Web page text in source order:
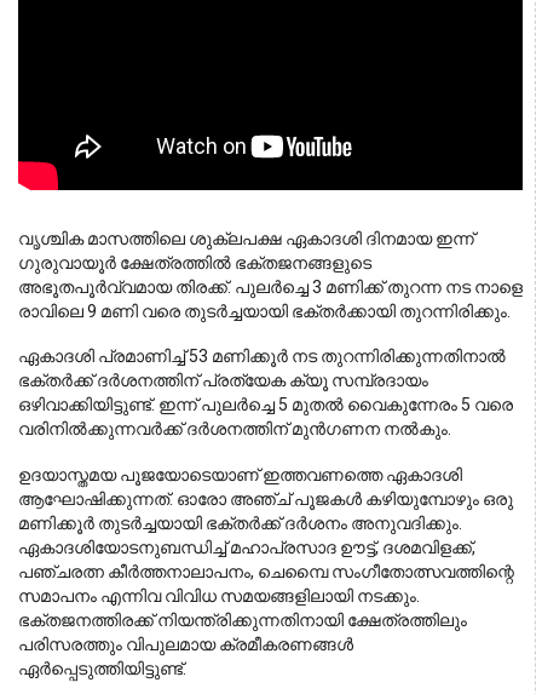
വൃശ്ചിക മാസത്തിലെ ശുക്ലപക്ഷ ഏകാദശി ദിനമായ ഇന്ന്
ഗുരുവായൂർ ക്ഷേത്രത്തിൽ ഭക്തജനങ്ങളുടെ
അഭൂതപൂർവ്വമായ തിരക്ക്. പുലർച്ചെ 3 മണിക്ക് തുറന്ന നട നാളെ
രാവിലെ 9 മണി വരെ തുടർച്ചയായി ഭക്തർക്കായി തുറന്നിരിക്കും.
ഏകാദശി പ്രമാണിച്ച് 53 മണിക്കൂർ നട തുറന്നിരിക്കുന്നതിനാൽ
ഭക്തർക്ക് ദർശനത്തിന് പ്രത്യേക ക്യൂ സമ്പ്രദായം
ഒഴിവാക്കിയിട്ടുണ്ട്. ഇന്ന് പുലർച്ചെ 5 മുതൽ വൈകുന്നേരം 5 വരെ
വരിനിൽക്കുന്നവർക്ക് ദർശനത്തിന് മുൻഗണന നൽകും.
ഉദയാസ്തമയ പൂജയോടെയാണ് ഇത്തവണത്തെ ഏകാദശി
ആഘോഷിക്കുന്നത്. ഓരോ അഞ്ച് പൂജകൾ കഴിയുമ്പോഴും ഒരു
മണിക്കൂർ തുടർച്ചയായി ഭക്തർക്ക് ദർശനം അനുവദിക്കും.
ഏകാദശിയോടനുബന്ധിച്ച് മഹാപ്രസാദ ഊട്ട്, ദശമവിളക്ക്,
പഞ്ചരത്ന കീർത്തനാലാപനം, ചെമ്പൈ സംഗീതോത്സവത്തിന്റെ
സമാപനം എന്നിവ വിവിധ സമയങ്ങളിലായി നടക്കും.
ഭക്തജനത്തിരക്ക് നിയന്ത്രിക്കുന്നതിനായി ക്ഷേത്രത്തിലും
പരിസരത്തും വിപുലമായ ക്രമീകരണങ്ങൾ
ഏർപ്പെടുത്തിയിട്ടുണ്ട്.